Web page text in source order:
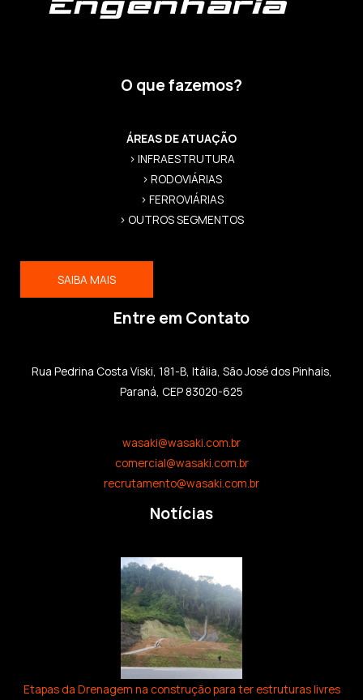
O que fazemos?
ÁREAS DE ATUAÇÃO
> INFRAESTRUTURA
> RODOVIÁRIAS
> FERROVIÁRIAS
> OUTROS SEGMENTOS
SAIBA MAIS
Entre em Contato
Rua Pedrina Costa Viski, 181-B, Itália, São José dos Pinhais,
Paraná, CEP 83020-625
wasaki@wasaki.com.br
comercial@wasaki.com.br
recrutamento@wasaki.com.br
Notícias
Etapas da Drenagem na construção para ter estruturas livres